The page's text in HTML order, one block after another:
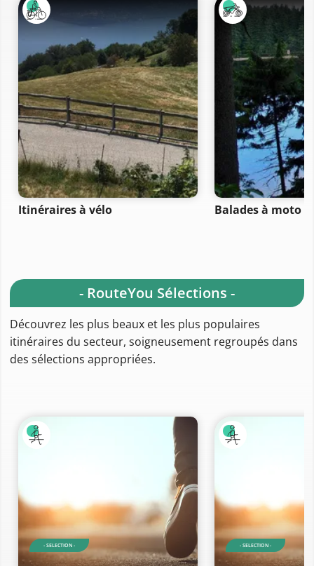
Itinéraires à vélo Balades à moto
- RouteYou Sélections -
Découvrez les plus beaux et les plus populaires
itinéraires du secteur, soigneusement regroupés dans
des sélections appropriées.
- SELECTION - - SELECTION -